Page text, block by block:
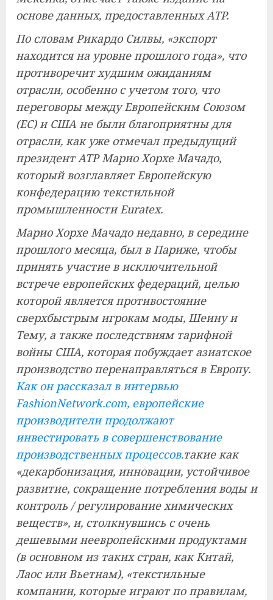
основе данных, предоставленных ATP.
По словам Рикардо Силвы, «экспорт
находится на уровне прошлого года», что
противоречит худшим ожиданиям
отрасли, особенно с учетом того, что
переговоры между Европейским Союзом
(ЕС) и США не были благоприятны для
отрасли, как уже отмечал предыдущий
президент ATP Марио Хорхе Мачадо,
который возглавляет Европейскую
конфедерацию текстильной
промышленности Euratex.
Марио Хорхе Мачадо недавно, в середине
прошлого месяца, был в Париже, чтобы
принять участие в исключительной
встрече европейских федераций, целью
которой является противостояние
сверхбыстрым игрокам моды, Шеину и
Тему, а также последствиям тарифной
войны США, которая побуждает азиатское
производство перенаправляться в Европу.
Как он рассказал в интервью
FashionNetwork.com, европейские
производители продолжают
инвестировать в совершенствование
производственных процессов.такие как
«декарбонизация, инновации, устойчивое
развитие, сокращение потребления воды и
контроль / регулирование химических
веществ», и, столкнувшись с очень
дешевыми неевропейскими продуктами
(в основном из таких стран, как Китай,
Лаос или Вьетнам), «текстильные
компании, которые играют по правилам,